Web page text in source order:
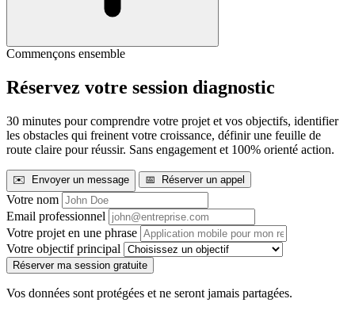
Commençons ensemble
Réservez votre session diagnostic
30 minutes pour comprendre votre projet et vos objectifs, identifier
les obstacles qui freinent votre croissance, définir une feuille de
route claire pour réussir. Sans engagement et 100% orienté action.
✉️ Envoyer un message 📅 Réserver un appel
Votre nom
Email professionnel
Votre projet en une phrase
Votre objectif principal
Réserver ma session gratuite
Vos données sont protégées et ne seront jamais partagées.